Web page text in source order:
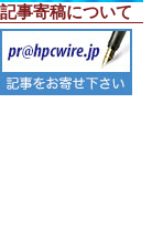
記事寄稿について